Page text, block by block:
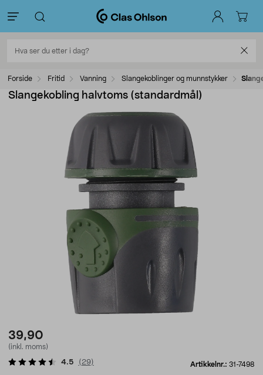
Forside Fritid Vanning Slangekoblinger og munnstykker
Slangekobling halvtoms (standardmål)
39,90
(inkl. moms)
Artikkelnr.: 31-7498
4.5 ( 29)